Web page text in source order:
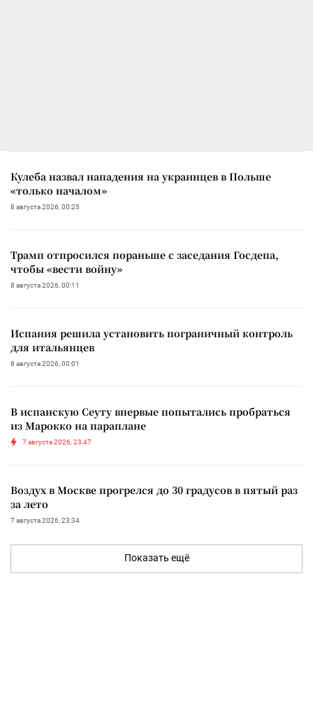
Кулеба назвал нападения на украинцев в Польше
«только началом»
8 августа 2026, 00:25
Трамп отпросился пораньше с заседания Госдепа,
чтобы «вести войну»
8 августа 2026, 00:11
Испания решила установить пограничный контроль
для итальянцев
8 августа 2026, 00:01
В испанскую Сеуту впервые попытались пробраться
из Марокко на параплане
7 августа 2026, 23:47
Воздух в Москве прогрелся до 30 градусов в пятый раз
за лето
7 августа 2026, 23:34
Показать ещё